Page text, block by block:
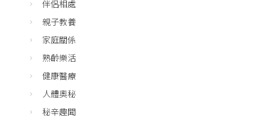
伴侶相處
親子教養
家庭關係
熟齡樂活
健康醫療
人體奧秘
秘辛趣聞